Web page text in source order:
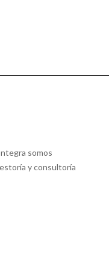
somos
y consultoría